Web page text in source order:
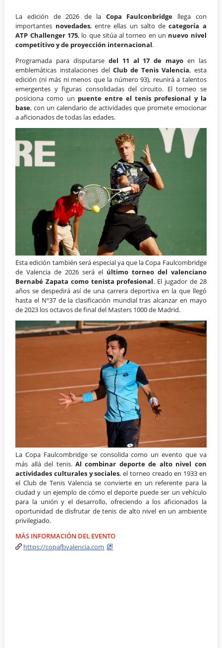
La edición de 2026 de la Copa Faulconbridge llega con
importantes novedades, entre ellas un salto decategoría a
ATP Challenger 175, lo que sitúa al torneo en un nuevo nivel
competitivo y de proyección internacional.
Programada para disputarse del 11 al 17 de mayo en las
emblemáticas instalaciones del Club de Tenis Valencia, esta
edición (ni más ni menos que la número 93), reunirá a talentos
emergentes y figuras consolidadas del circuito. El torneo se
posiciona como un puente entre el tenis profesional y la
base, con un calendario de actividades que promete emocionar
a aficionados de todas las edades.
Esta edición también será especial ya que la Copa Faulcombridge
de Valencia de 2026 será el último torneo del valenciano
Bernabé Zapata como tenista profesional. El jugador de 28
años se despedirá así de una carrera deportiva en la que llegó
hasta el Nº37 de la clasificación mundial tras alcanzar en mayo
de 2023 los octavos de final del Masters 1000 de Madrid.
La Copa Faulcombridge se consolida como un evento que va
más allá del tenis.Al combinar deporte de alto nivel con
actividades culturales y sociales, el torneo creado en 1933 en
el Club de Tenis Valencia se convierte en un referente para la
ciudad y un ejemplo de cómo el deporte puede ser un vehículo
para la unión y el desarrollo, ofreciendo a los aficionados la
oportunidad de disfrutar de tenis de alto nivel en un ambiente
privilegiado.
MÁS INFORMACIÓN DEL EVENTO
https://copafbvalencia.com